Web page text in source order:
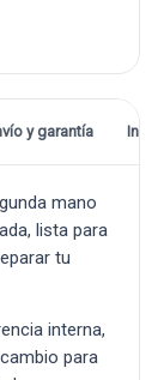
y garantía
mano
lista para
tu
interna,
para